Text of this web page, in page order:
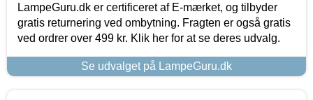
LampeGuru.dk er certificeret af E-mærket, og tilbyder
gratis returnering ved ombytning. Fragten er også gratis
ved ordrer over 499 kr. Klik her for at se deres udvalg.
Se udvalget på LampeGuru.dk